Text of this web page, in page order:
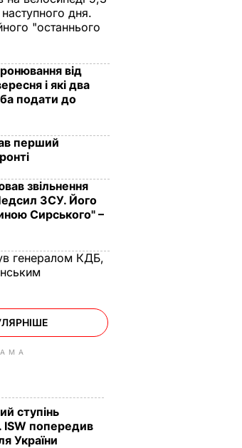
дня.
"останнього
від
і які два
подати до
перший
звільнення
ЗСУ. Його
Сирського" –
генералом КДБ,
ступінь
ISW попередив
України